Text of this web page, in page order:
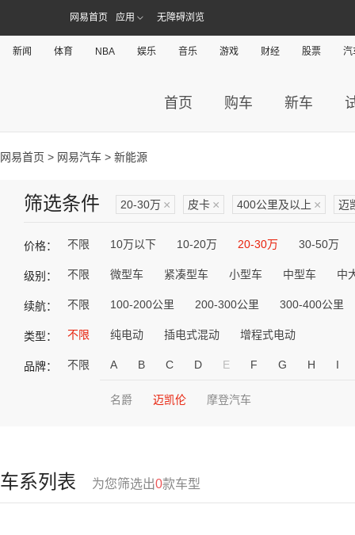
网易首页 应用 无障碍浏览
新闻 体育 NBA 娱乐 音乐 游戏 财经 股票 汽
首页 购车 新车
网易首页 > 网易汽车 > 新能源
筛选条件 20-30万 × 皮卡 × 400公里及以上 × 迈
价格： 不限 10万以下 10-20万 20-30万 30-50万
级别： 不限 微型车 紧凑型车 小型车 中型车 中
续航： 不限 100-200公里 200-300公里 300-400公里
类型： 不限 纯电动 插电式混动 增程式电动
品牌： 不限 A B C D E F G H I
名爵 迈凯伦 摩登汽车
车系列表 为您筛选出0款车型